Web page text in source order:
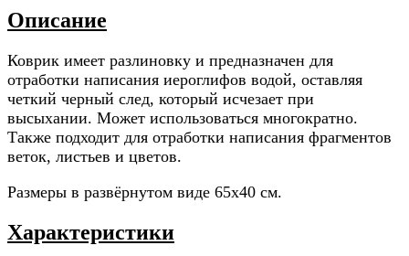
Описание
Коврик имеет разлиновку и предназначен для
отработки написания иероглифов водой, оставляя
четкий черный след, который исчезает при
высыхании. Может использоваться многократно.
Также подходит для отработки написания фрагментов
веток, листьев и цветов.
Размеры в развёрнутом виде 65x40 см.
Характеристики